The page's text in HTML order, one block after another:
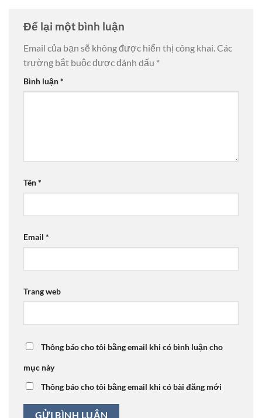
Để lại một bình luận
Email của bạn sẽ không được hiển thị công khai.Các
trường bắt buộc được đánh dấu *
Bình luận*
Tên*
Email *
Trang web
Thông báo cho tôi bằng email khi có bình luận cho
mục này
Thông báo cho tôi bằng email khi có bài đăng mới